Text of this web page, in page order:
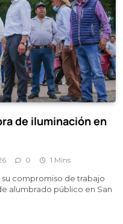
de iluminación en
0 1 Mins
compromiso de trabajo
alumbrado público en San